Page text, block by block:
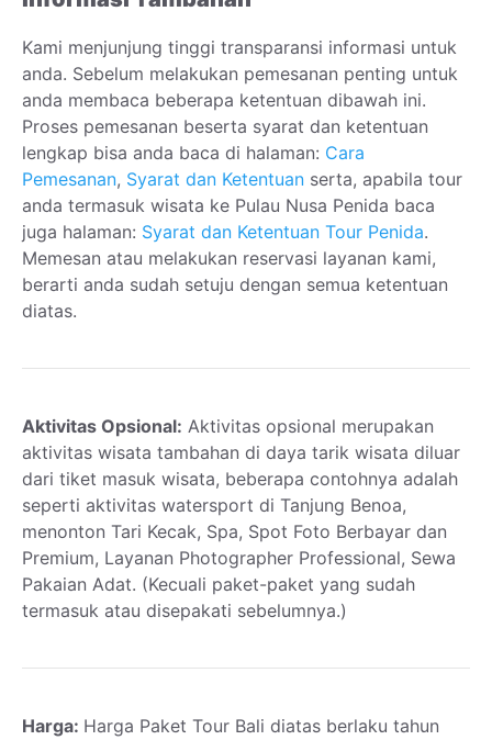
Kami menjunjung tinggi transparansi informasi untuk
anda. Sebelum melakukan pemesanan penting untuk
anda membaca beberapa ketentuan dibawah ini.
Proses pemesanan beserta syarat dan ketentuan
lengkap bisa anda baca di halaman: Cara
Pemesanan, Syarat dan Ketentuan serta, apabila tour
anda termasuk wisata ke Pulau Nusa Penida baca
juga halaman: Syarat dan Ketentuan Tour Penida.
Memesan atau melakukan reservasi layanan kami,
berarti anda sudah setuju dengan semua ketentuan
diatas.
Aktivitas Opsional: Aktivitas opsional merupakan
aktivitas wisata tambahan di daya tarik wisata diluar
dari tiket masuk wisata, beberapa contohnya adalah
seperti aktivitas watersport di Tanjung Benoa,
menonton Tari Kecak, Spa, Spot Foto Berbayar dan
Premium, Layanan Photographer Professional, Sewa
Pakaian Adat. (Kecuali paket-paket yang sudah
termasuk atau disepakati sebelumnya.)
Harga: Harga Paket Tour Bali diatas berlaku tahun